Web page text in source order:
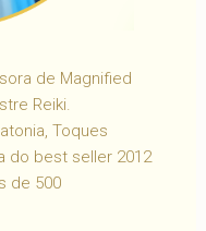
de Magnified
Reiki.
Toques
do best seller 2012
de 500